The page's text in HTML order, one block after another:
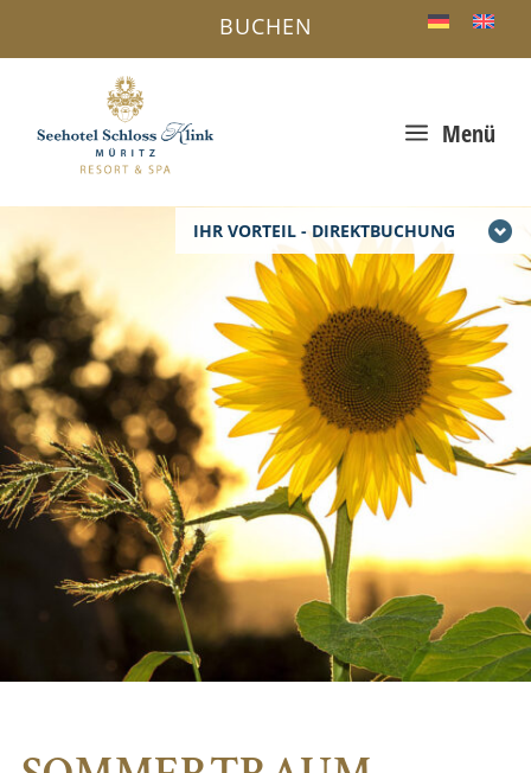
IHR VORTEIL - DIREKTBUCHUNG
a Menü
BUCHEN